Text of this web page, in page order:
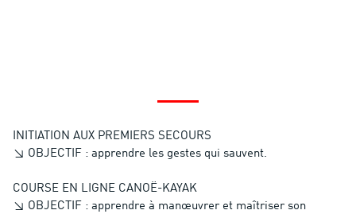
INITIATION AUX PREMIERS SECOURS
↘ OBJECTIF : apprendre les gestes qui sauvent.
COURSE EN LIGNE CANOË-KAYAK
↘ OBJECTIF : apprendre à manœuvrer et maîtriser son